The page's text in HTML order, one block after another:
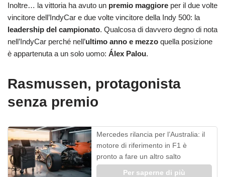
Inoltre… la vittoria ha avuto un premio maggiore per il due volte
vincitore dell’IndyCar e due volte vincitore della Indy 500: la
leadership del campionato. Qualcosa di davvero degno di nota
nell’IndyCar perché nell’ultimo anno e mezzo quella posizione
è appartenuta a un solo uomo: Álex Palou.
Rasmussen, protagonista
senza premio
Mercedes rilancia per l’Australia: il
motore di riferimento in F1 è
pronto a fare un altro salto
Per saperne di più